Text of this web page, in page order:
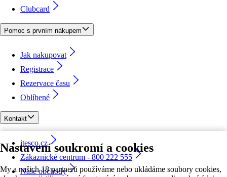
Nastavení soukromí a cookies
My a našich 18 partnerů používáme nebo ukládáme soubory cookies,
Clubcard
Pomoc s prvním nákupem
Jak nakupovat
Registrace
Rezervace času
Oblíbené
Kontakt
itesco.cz
Zákaznické centrum - 800 222 555
Naše obchody